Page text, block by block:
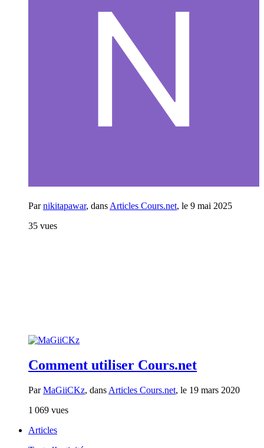
Parnikitapawar, dans Articles Cours.net, le 9 mai 2025
35 vues
Comment utiliser Cours.net
ParMaGiiCKz, dans Articles Cours.net, le 19 mars 2020
1 069 vues
Articles